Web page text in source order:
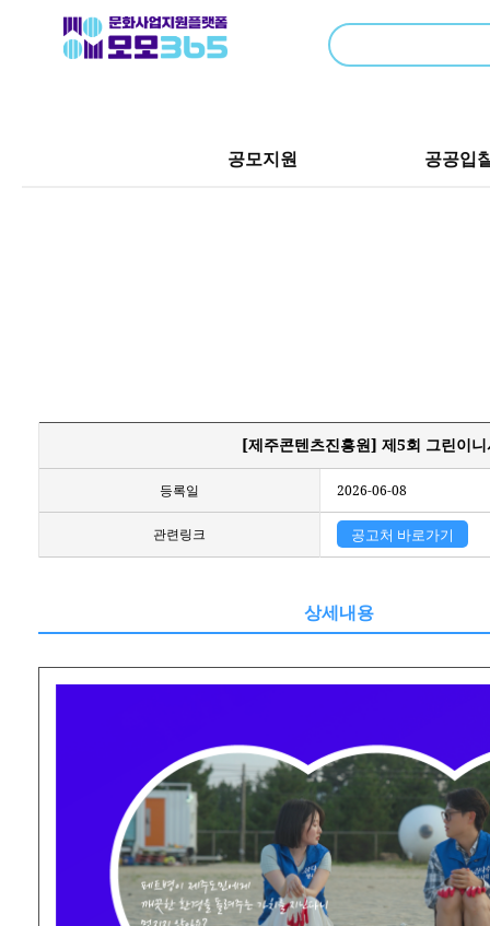
공모지원 공공입
[제주콘텐츠진흥원] 제5회 그린이
등록일 2026-06-08
관련링크 공고처 바로가기
상세내용